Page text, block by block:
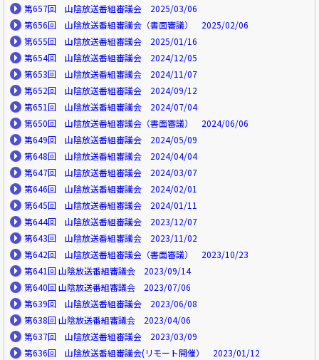
第657回 山陰放送番組審議会 2025/03/06
第656回 山陰放送番組審議会（書面審議） 2025/02/06
第655回 山陰放送番組審議会 2025/01/16
第654回 山陰放送番組審議会 2024/12/05
第653回 山陰放送番組審議会 2024/11/07
第652回 山陰放送番組審議会 2024/09/12
第651回 山陰放送番組審議会 2024/07/04
第650回 山陰放送番組審議会（書面審議） 2024/06/06
第649回 山陰放送番組審議会 2024/05/09
第648回 山陰放送番組審議会 2024/04/04
第647回 山陰放送番組審議会 2024/03/07
第646回 山陰放送番組審議会 2024/02/01
第645回 山陰放送番組審議会 2024/01/11
第644回 山陰放送番組審議会 2023/12/07
第643回 山陰放送番組審議会 2023/11/02
第642回 山陰放送番組審議会（書面審議） 2023/10/23
第641回 山陰放送番組審議会 2023/09/14
第640回 山陰放送番組審議会 2023/07/06
第639回 山陰放送番組審議会 2023/06/08
第638回 山陰放送番組審議会 2023/04/06
第637回 山陰放送番組審議会 2023/03/09
第636回 山陰放送番組審議会(リモート開催） 2023/01/12